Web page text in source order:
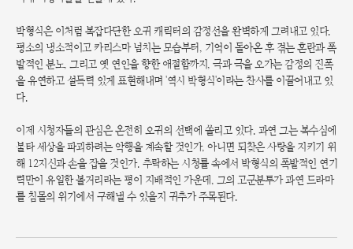
박형식은 이처럼 복잡다단한 오귀 캐릭터의 감정선을 완벽하게 그려내고 있다.
평소의 냉소적이고 카리스마 넘치는 모습부터, 기억이 돌아온 후 겪는 혼란과 폭
발적인 분노, 그리고 옛 연인을 향한 애절함까지, 극과 극을 오가는 감정의 진폭
을 유연하고 설득력 있게 표현해내며 '역시 박형식'이라는 찬사를 이끌어내고 있
다.
이제 시청자들의 관심은 온전히 오귀의 선택에 쏠리고 있다. 과연 그는 복수심에
불타 세상을 파괴하려는 악행을 계속할 것인가, 아니면 되찾은 사랑을 지키기 위
해 12지신과 손을 잡을 것인가. 추락하는 시청률 속에서 박형식의 폭발적인 연기
력만이 유일한 볼거리라는 평이 지배적인 가운데, 그의 고군분투가 과연 드라마
를 침몰의 위기에서 구해낼 수 있을지 귀추가 주목된다.